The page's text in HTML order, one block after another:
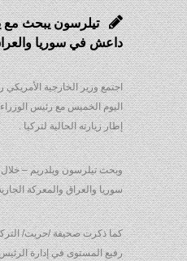
تيلرسون يبحث مع
داعش في سوريا
اجتمع وزير الخارجية
اليوم الخميس مع رئيس
إطار زيارته الحالية لتركيا .
وبحث تيلرسون ويلدريم –
سوريا والعراق والمعركة
كما ذكرت صحيفة /حريت/
رفيع المستوى في إدارة